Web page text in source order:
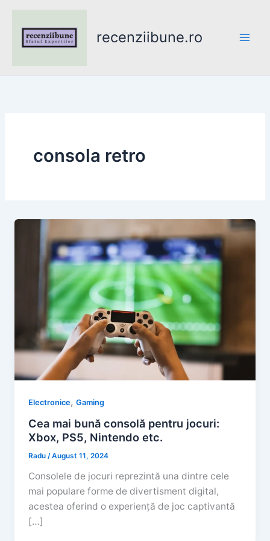
content
recenziibune.ro
consola retro
Electronice,Gaming
Cea mai bună consolă pentru jocuri:
Xbox, PS5, Nintendo etc.
Radu/August 11, 2024
Consolele de jocuri reprezintă una dintre cele
mai populare forme de divertisment digital,
acestea oferind o experiență de joc captivantă
[…]